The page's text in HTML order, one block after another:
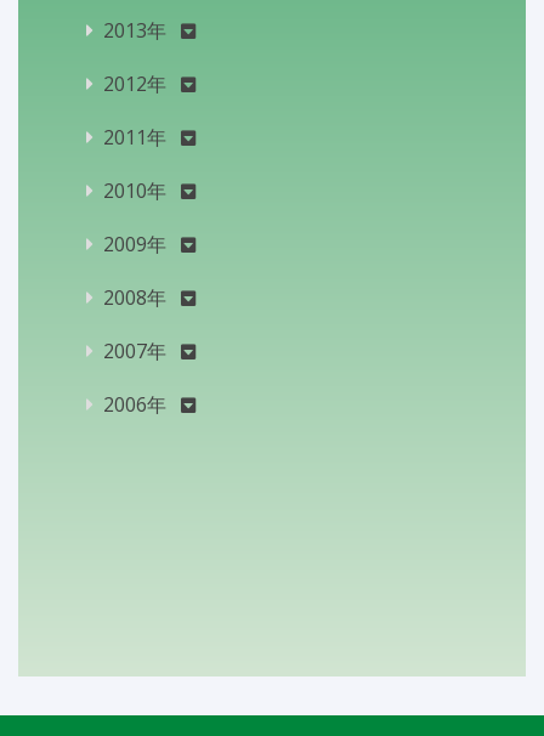
2013年
2012年
2011年
2010年
2009年
2008年
2007年
2006年